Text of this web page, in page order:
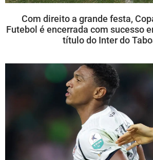
Com direito a grande festa,
Futebol é encerrada com sucesso
título do Inter do